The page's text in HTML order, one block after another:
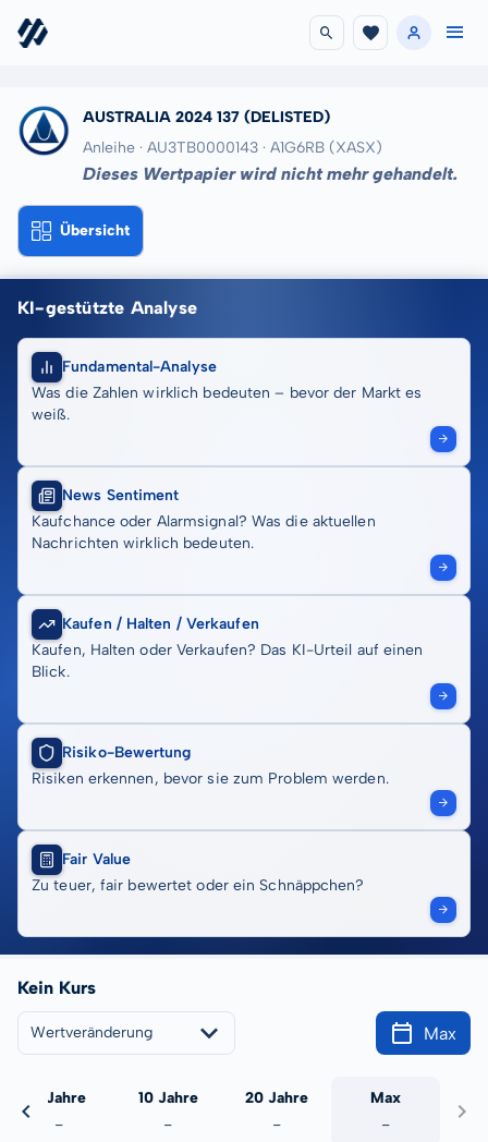
AUSTRALIA 2024 137 (DELISTED)
Anleihe · AU3TB0000143 · A1G6RB (XASX)
Dieses Wertpapier wird nicht mehr gehandelt.
Übersicht
KI-gestützte Analyse
Fundamental-Analyse
Was die Zahlen wirklich bedeuten – bevor der Markt es
weiß.
News Sentiment
Kaufchance oder Alarmsignal? Was die aktuellen
Nachrichten wirklich bedeuten.
Kaufen / Halten / Verkaufen
Kaufen, Halten oder Verkaufen? Das KI-Urteil auf einen
Blick.
Risiko-Bewertung
Risiken erkennen, bevor sie zum Problem werden.
Fair Value
Zu teuer, fair bewertet oder ein Schnäppchen?
Kein Kurs
Wertveränderung Max
5 Jahre
-
10 Jahre
-
20 Jahre
-
Max
-